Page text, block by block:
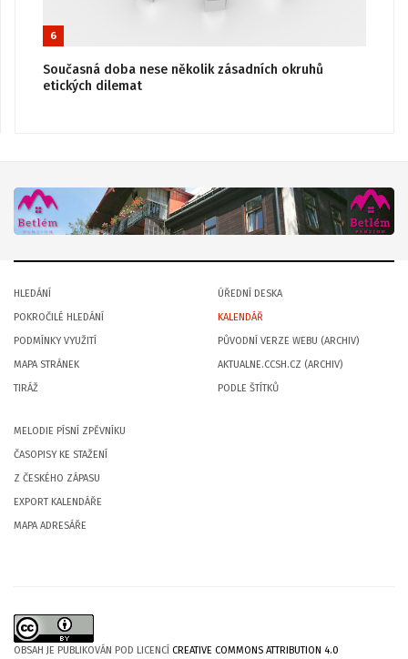
6
Současná doba nese několik zásadních okruhů
etických dilemat
HLEDÁNÍ
POKROČILÉ HLEDÁNÍ
PODMÍNKY VYUŽITÍ
MAPA STRÁNEK
TIRÁŽ
ÚŘEDNÍ DESKA
KALENDÁŘ
PŮVODNÍ VERZE WEBU (ARCHIV)
AKTUALNE.CCSH.CZ (ARCHIV)
PODLE ŠTÍTKŮ
MELODIE PÍSNÍ ZPĚVNÍKU
ČASOPISY KE STAŽENÍ
Z ČESKÉHO ZÁPASU
EXPORT KALENDÁŘE
MAPA ADRESÁŘE
OBSAH JE PUBLIKOVÁN POD LICENCÍ CREATIVE COMMONS ATTRIBUTION 4.0